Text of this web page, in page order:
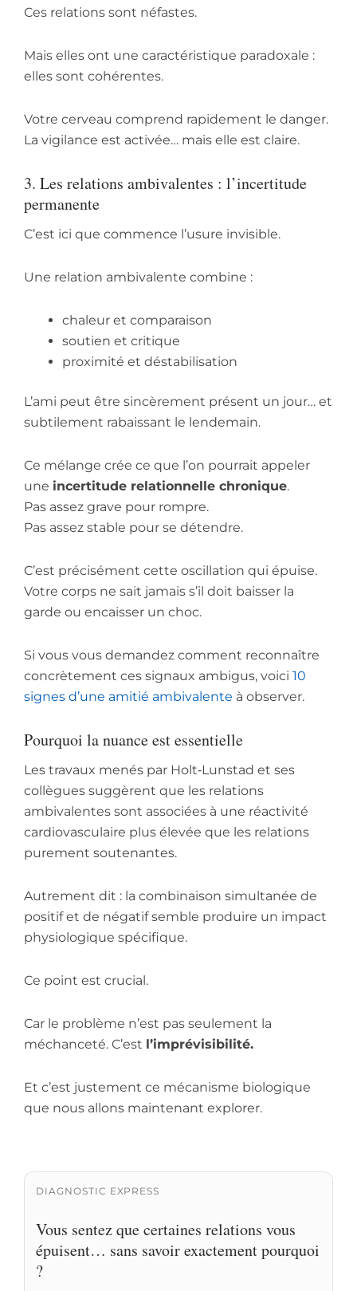
Ces relations sont néfastes.
Mais elles ont une caractéristique paradoxale :
elles sont cohérentes.
Votre cerveau comprend rapidement le danger.
La vigilance est activée… mais elle est claire.
3. Les relations ambivalentes : l’incertitude
permanente
C’est ici que commence l’usure invisible.
Une relation ambivalente combine :
chaleur et comparaison
soutien et critique
proximité et déstabilisation
L’ami peut être sincèrement présent un jour… et
subtilement rabaissant le lendemain.
Ce mélange crée ce que l’on pourrait appeler
une incertitude relationnelle chronique.
Pas assez grave pour rompre.
Pas assez stable pour se détendre.
C’est précisément cette oscillation qui épuise.
Votre corps ne sait jamais s’il doit baisser la
garde ou encaisser un choc.
Si vous vous demandez comment reconnaître
concrètement ces signaux ambigus, voici 10
signes d’une amitié ambivalente à observer.
Pourquoi la nuance est essentielle
Les travaux menés par Holt‑Lunstad et ses
collègues suggèrent que les relations
ambivalentes sont associées à une réactivité
cardiovasculaire plus élevée que les relations
purement soutenantes.
Autrement dit : la combinaison simultanée de
positif et de négatif semble produire un impact
physiologique spécifique.
Ce point est crucial.
Car le problème n’est pas seulement la
méchanceté. C’est l’imprévisibilité.
Et c’est justement ce mécanisme biologique
que nous allons maintenant explorer.
DIAGNOSTIC EXPRESS
Vous sentez que certaines relations vous
épuisent… sans savoir exactement pourquoi
?